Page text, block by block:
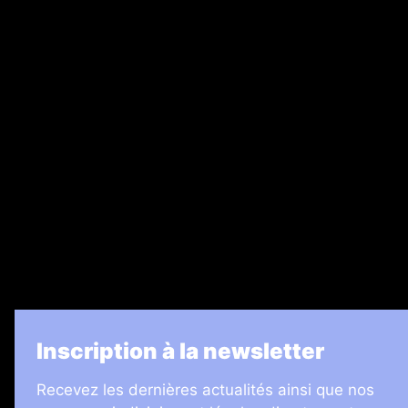
Inscription à la newsletter
Recevez les dernières actualités ainsi que nos